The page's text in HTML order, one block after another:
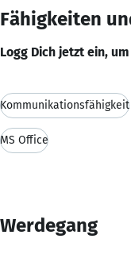
Fähigkeiten
Logg Dich jetzt ein,
Kommunikationsfähigkeit
MS Office
Werdegang